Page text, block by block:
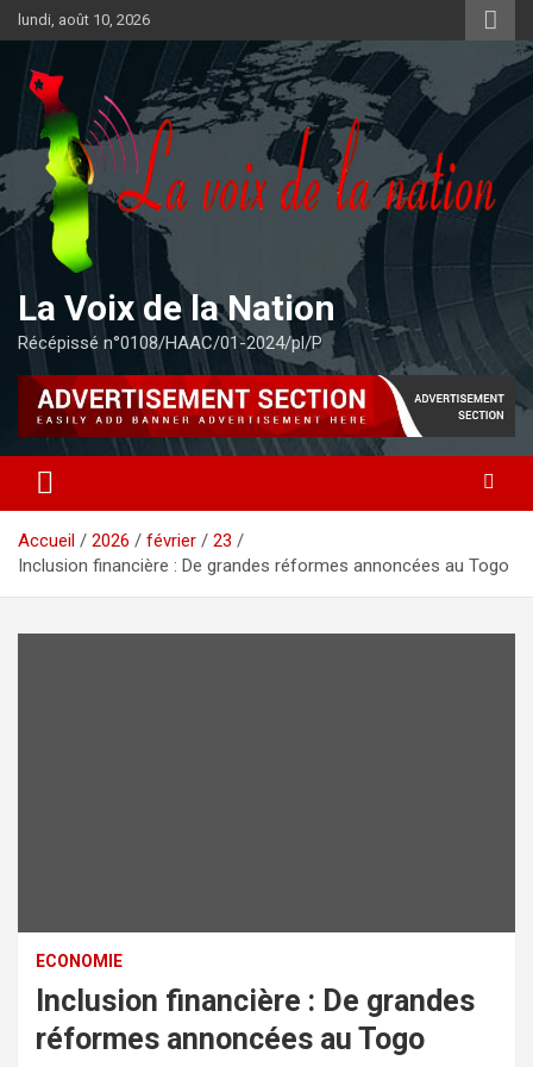
Aller
au
contenu
lundi, août 10, 2026
La Voix de la Nation
Récépissé n°0108/HAAC/01-2024/pl/P
Accueil 2026 février
23
Inclusion financière : De grandes réformes annoncées au Togo
ECONOMIE
Inclusion financière : De grandes
réformes annoncées au Togo